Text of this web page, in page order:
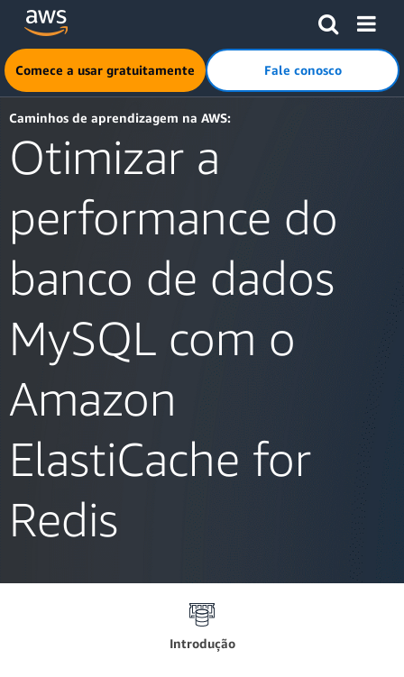
Pular para o conteúdo principal
Clique aqui para voltar à página inicial da Amazon Web
Comece a usar gratuitamente Fale conosco
Caminhos de aprendizagem na AWS:
Otimizar a
performance do
banco de dados
MySQL com o
Amazon
ElastiCache for
Redis
Introdução